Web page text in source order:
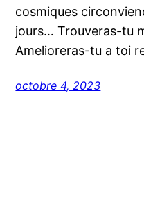
cosmiques
jours… Trouveras-tu
Amelioreras-tu a toi
octobre 4, 2023